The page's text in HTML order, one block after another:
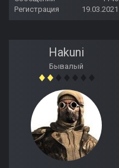
Регистрация
19.03.2021
Hakuni
Бывалый